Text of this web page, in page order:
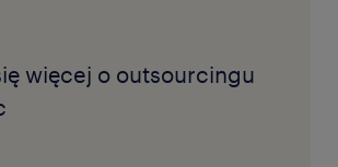
więcej o outsourcingu